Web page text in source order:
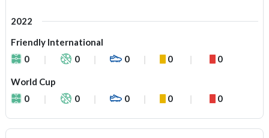
2022
Friendly International
0
0 0 0 0
World Cup
0
0 0 0 0